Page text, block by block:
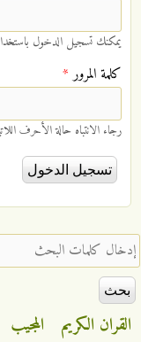
يمكنك تسجيل الدخول باستخدام
‏كلمة المرور ‏*
رجاء الانتباه حالة الأحرف
كلمات البحث
الكريم المجيب